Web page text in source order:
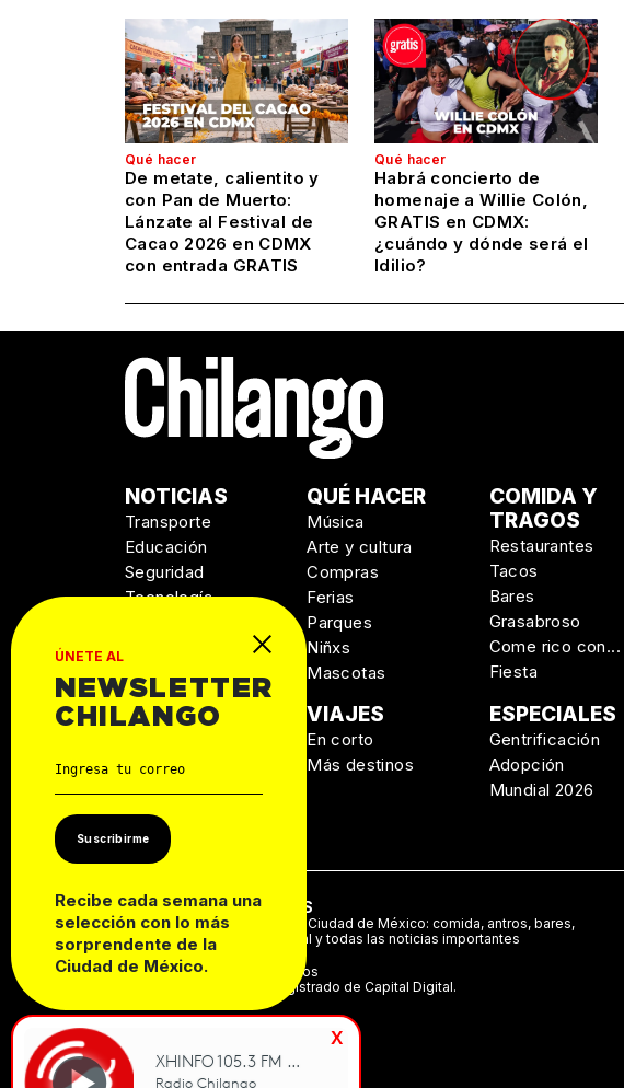
ÚNETE AL
NEWSLETTER
CHILANGO
Suscribirme
Recibe cada semana una
selección con lo más
sorprendente de la
Ciudad de México.
Qué hacer
De metate, calientito y
con Pan de Muerto:
Lánzate al Festival de
Cacao 2026 en CDMX
con entrada GRATIS
Qué hacer
Habrá concierto de
homenaje a Willie Colón,
GRATIS en CDMX:
¿cuándo y dónde será el
Idilio?
NOTICIAS
Transporte
Educación
Seguridad
Tecnología
QUÉ HACER
Música
Arte y cultura
Compras
Ferias
Parques
Niñxs
Mascotas
COMIDA Y
TRAGOS
Restaurantes
Tacos
Bares
Grasabroso
Come rico con...
Fiesta
MANUAL DE
Personal
Autos
Casa
VIAJES
En corto
Más destinos
ESPECIALES
Gentrificación
Adopción
Mundial 2026
ACERCA DE NOSOTROS
Te decimos qué hacer en la Ciudad de México: comida, antros, bares,
música, cine, cartelera teatral y todas las noticias importantes
©2024 Derechos Reservados
Chilango es una marca registrado de Capital Digital.
x